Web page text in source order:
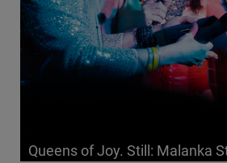
Queens of Joy. Still: Malanka